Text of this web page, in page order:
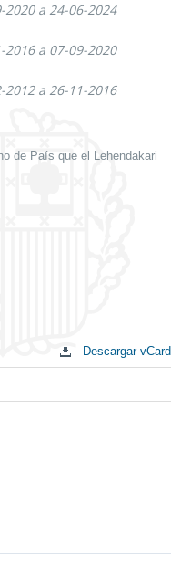
2020 a 24-06-2024
2016 a 07-09-2020
2012 a 26-11-2016
de País que el Lehendakari
Descargar vCard